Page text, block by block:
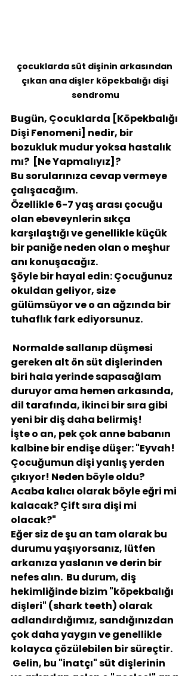
çocuklarda süt dişinin arkasından
çıkan ana dişler köpekbalığı dişi
sendromu
Bugün, Çocuklarda [Köpekbalığı
Dişi Fenomeni] nedir, bir
bozukluk mudur yoksa hastalık
mı?  [Ne Yapmalıyız]?
Bu sorularınıza cevap vermeye
çalışacağım.
Özellikle 6-7 yaş arası çocuğu
olan ebeveynlerin sıkça
karşılaştığı ve genellikle küçük
bir paniğe neden olan o meşhur
anı konuşacağız.
Şöyle bir hayal edin: Çocuğunuz
okuldan geliyor, size
gülümsüyor ve o an ağzında bir
tuhaflık fark ediyorsunuz.
Normalde sallanıp düşmesi
gereken alt ön süt dişlerinden
biri hala yerinde sapasağlam
duruyor ama hemen arkasında,
dil tarafında, ikinci bir sıra gibi
yeni bir diş daha belirmiş!
İşte o an, pek çok anne babanın
kalbine bir endişe düşer: "Eyvah!
Çocuğumun dişi yanlış yerden
çıkıyor! Neden böyle oldu?
Acaba kalıcı olarak böyle eğri mi
kalacak? Çift sıra dişi mi
olacak?"
Eğer siz de şu an tam olarak bu
durumu yaşıyorsanız, lütfen
arkanıza yaslanın ve derin bir
nefes alın.  Bu durum, diş
hekimliğinde bizim "köpekbalığı
dişleri" (shark teeth) olarak
adlandırdığımız, sandığınızdan
çok daha yaygın ve genellikle
kolayca çözülebilen bir süreçtir.
Gelin, bu "inatçı" süt dişlerinin